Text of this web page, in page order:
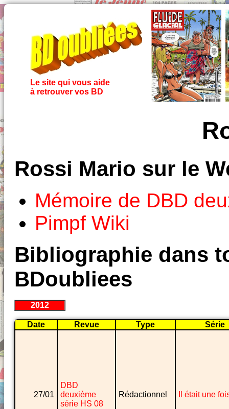
Le site qui vous aide
à retrouver vos BD
Rossi Mario sur le
Mémoire de DBD
Pimpf Wiki
Bibliographie dans
BDoubliees
2012
Date Revue Type Série
27/01
DBD
deuxième
série HS 08
Rédactionnel Il était une